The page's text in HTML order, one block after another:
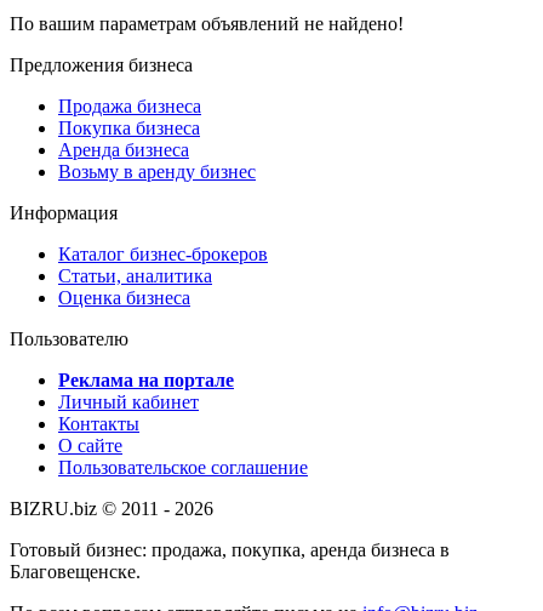
По вашим параметрам объявлений не найдено!
Предложения бизнеса
Продажа бизнеса
Покупка бизнеса
Аренда бизнеса
Возьму в аренду бизнес
Информация
Каталог бизнес-брокеров
Статьи, аналитика
Оценка бизнеса
Пользователю
Реклама на портале
Личный кабинет
Контакты
О сайте
Пользовательское соглашение
BIZRU.biz © 2011 - 2026
Готовый бизнес: продажа, покупка, аренда бизнеса в
Благовещенске.